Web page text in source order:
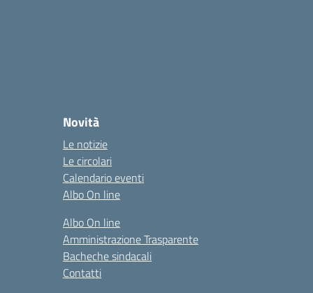
Novità
Le notizie
Le circolari
Calendario eventi
Albo On line
Albo On line
Amministrazione Trasparente
Bacheche sindacali
Contatti